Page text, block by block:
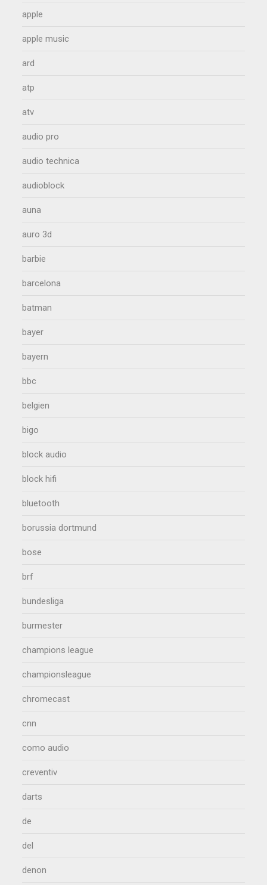
apple
apple music
ard
atp
atv
audio pro
audio technica
audioblock
auna
auro 3d
barbie
barcelona
batman
bayer
bayern
bbc
belgien
bigo
block audio
block hifi
bluetooth
borussia dortmund
bose
brf
bundesliga
burmester
champions league
championsleague
chromecast
cnn
como audio
creventiv
darts
de
del
denon